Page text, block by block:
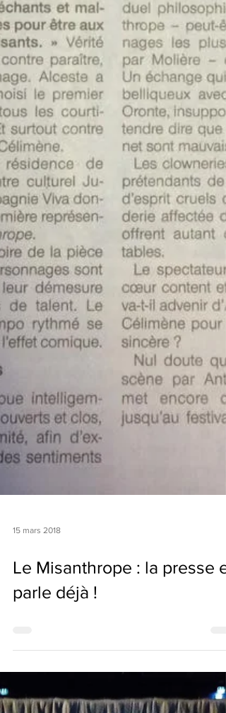
Le Misanthrope : la presse
parle déjà !